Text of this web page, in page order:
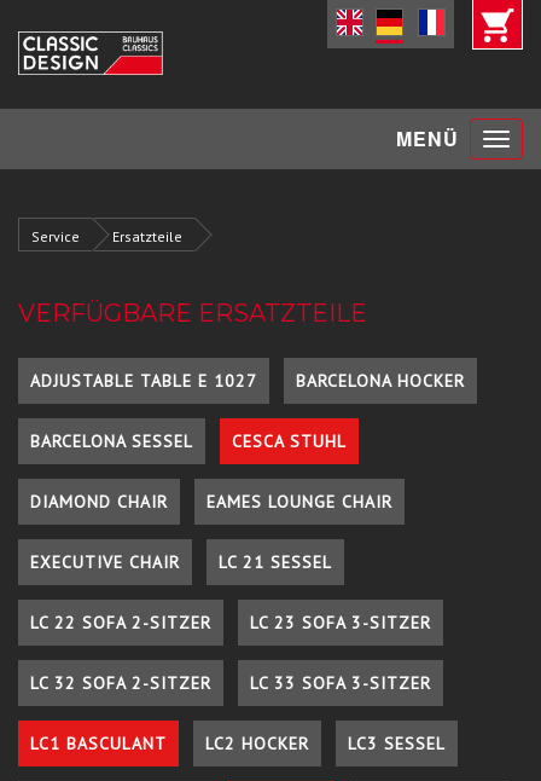
MENÜ Toggle
Service Ersatzteile
VERFÜGBARE ERSATZTEILE
ADJUSTABLE TABLE E 1027 BARCELONA HOCKER
BARCELONA SESSEL CESCA STUHL
DIAMOND CHAIR EAMES LOUNGE CHAIR
EXECUTIVE CHAIR LC 21 SESSEL
LC 22 SOFA 2-SITZER LC 23 SOFA 3-SITZER
LC 32 SOFA 2-SITZER LC 33 SOFA 3-SITZER
LC1 BASCULANT LC2 HOCKER LC3 SESSEL